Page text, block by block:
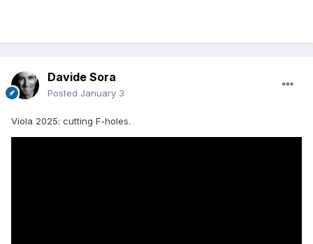
Davide Sora
Posted January 3
Viola 2025: cutting F-holes.